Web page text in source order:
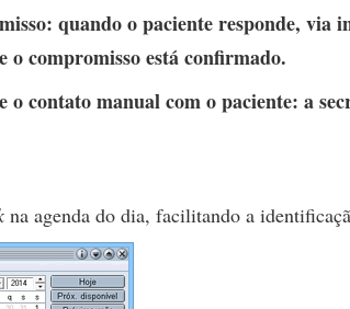
quando o paciente responde, via
o compromisso está confirmado.
o contato manual com o paciente: a
na agenda do dia, facilitando a